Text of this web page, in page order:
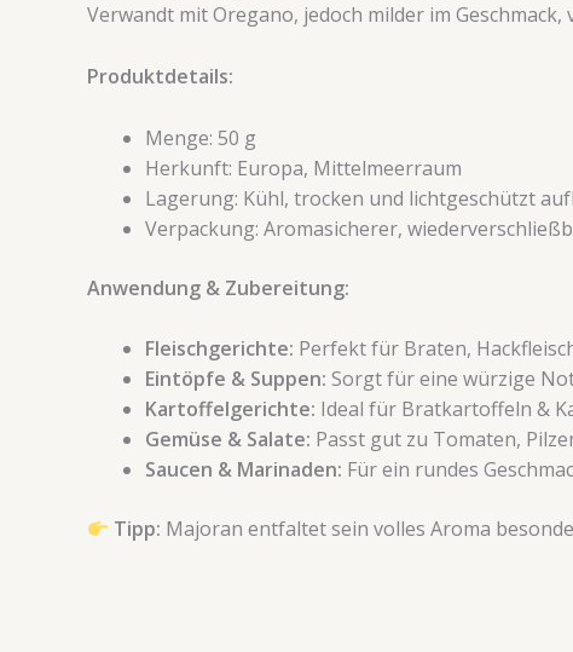
Verwandt mit Oregano, jedoch milder im
Produktdetails:
Menge: 50 g
Herkunft: Europa, Mittelmeerraum
Lagerung: Kühl, trocken und lichtgeschützt
Verpackung: Aromasicherer,
Anwendung & Zubereitung:
Fleischgerichte: Perfekt für Braten,
Eintöpfe & Suppen: Sorgt für eine würzige
Kartoffelgerichte: Ideal für Bratkartoffeln &
Gemüse & Salate: Passt gut zu Tomaten,
Saucen & Marinaden: Für ein rundes
Tipp: Majoran entfaltet sein volles Aroma